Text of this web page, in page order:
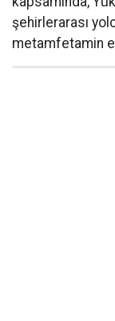
şehirlerarası
metamfetamin